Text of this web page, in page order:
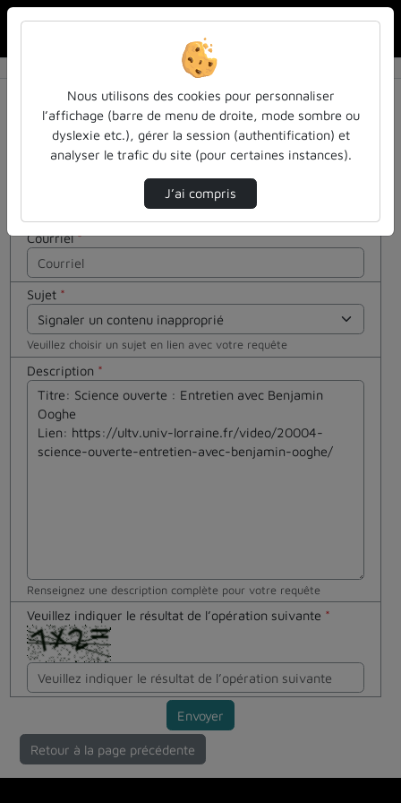
Contactez nous
Votre message
Courriel*
Sujet *
Veuillez choisir un sujet en lien avec votre requête
Description *
Renseignez une description complète pour votre requête
Veuillez indiquer le résultat de l’opération suivante *
Cocher
cette case
si vous êtes
un humain
Envoyer
Retour à la page précédente
Nous utilisons des cookies pour personnaliser
l’affichage (barre de menu de droite, mode sombre ou
dyslexie etc.), gérer la session (authentification) et
analyser le trafic du site (pour certaines instances).
J’ai compris